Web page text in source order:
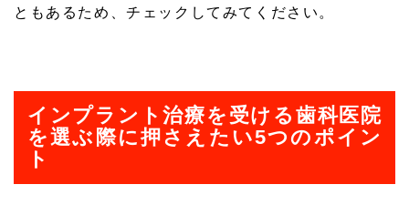
ともあるため、チェックしてみてください。
インプラント治療を受ける歯科医院
を選ぶ際に押さえたい5つのポイン
ト